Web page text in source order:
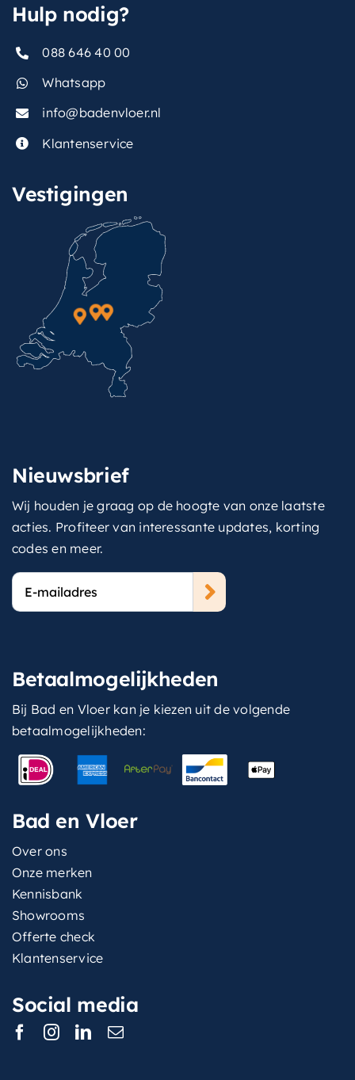
Hulp nodig?
088 646 40 00
Whatsapp
info@badenvloer.nl
Klantenservice
Vestigingen
Nieuwsbrief
Wij houden je graag op de hoogte van onze laatste
acties. Profiteer van interessante updates, korting
codes en meer.
E-
mailadres
Betaalmogelijkheden
Bij Bad en Vloer kan je kiezen uit de volgende
betaalmogelijkheden:
Bad en Vloer
Over ons
Onze merken
Kennisbank
Showrooms
Offerte check
Klantenservice
Social media